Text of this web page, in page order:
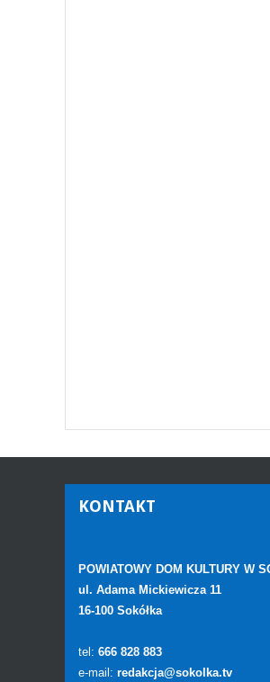
KONTAKT
POWIATOWY DOM KULTURY W
ul. Adama Mickiewicza 11
16-100 Sokółka
tel: 666 828 883
e-mail: redakcja@sokolka.tv